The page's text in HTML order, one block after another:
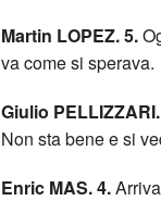
Martin LOPEZ. 5.
va come si sperava.
Giulio PELLIZZARI.
Non sta bene e si
Enric MAS. 4.